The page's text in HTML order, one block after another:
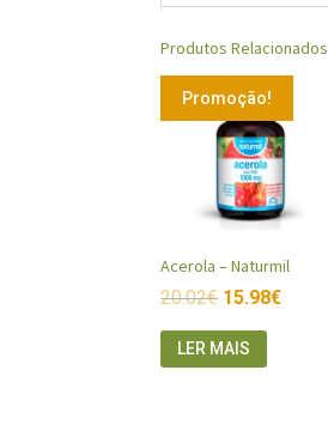
Produtos Relacionados
Promoção!
Acerola – Naturmil
20.02€ 15.98€
LER MAIS